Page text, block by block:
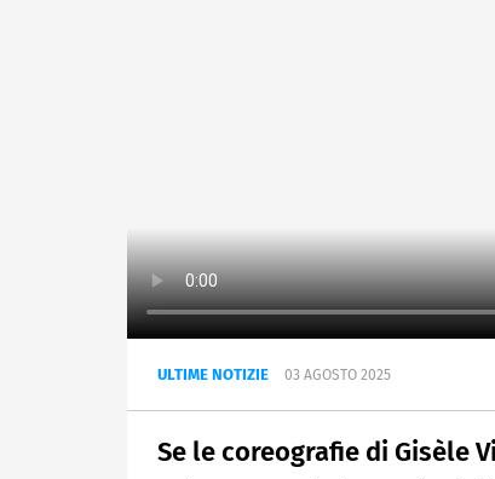
ULTIME NOTIZIE 03 AGOSTO 2025
Se le coreografie di Gisèle